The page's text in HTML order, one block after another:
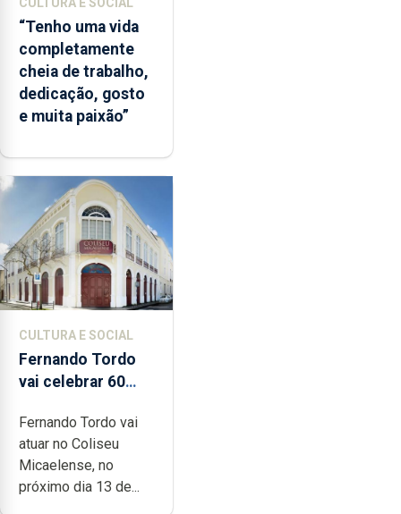
“Tenho uma vida
completamente
cheia de trabalho,
dedicação, gosto
e muita paixão”
CULTURA E SOCIAL
Fernando Tordo
vai celebrar 60
no Coliseu
Micaelense
Fernando Tordo vai
atuar no Coliseu
Micaelense, no
próximo dia 13 de...